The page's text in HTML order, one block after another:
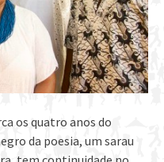
os quatro anos do
da poesia, um sarau